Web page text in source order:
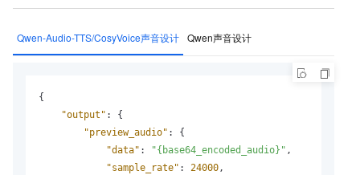
Qwen-Audio-TTS/CosyVoice声音设计 Qwen声音设计
{
"output" :
{
"preview_audio" :
{
"data" : "{base64_encoded_audio}" ,
"sample_rate" : 24000,